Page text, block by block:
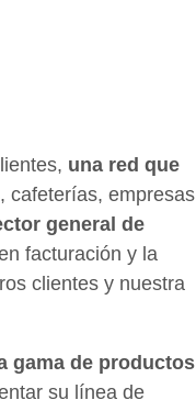
una red que
cafeterías, empresas
general de
facturación y la
clientes y nuestra
gama de productos
su línea de